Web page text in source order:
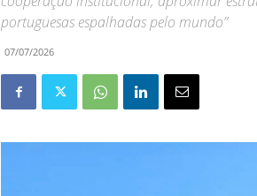
portuguesas espalhadas pelo mundo”
07/07/2026